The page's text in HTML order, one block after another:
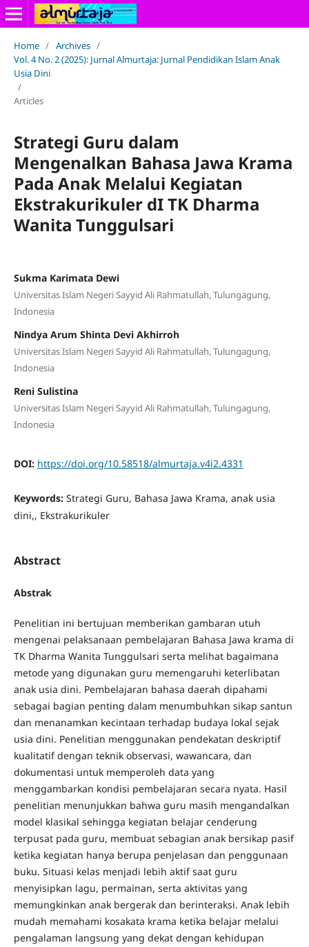
Home / Archives /
Vol. 4 No. 2 (2025): Jurnal Almurtaja: Jurnal Pendidikan Islam Anak
Usia Dini
/
Articles
Strategi Guru dalam
Mengenalkan Bahasa Jawa Krama
Pada Anak Melalui Kegiatan
Ekstrakurikuler dI TK Dharma
Wanita Tunggulsari
Sukma Karimata Dewi
Universitas Islam Negeri Sayyid Ali Rahmatullah, Tulungagung,
Indonesia
Nindya Arum Shinta Devi Akhirroh
Universitas Islam Negeri Sayyid Ali Rahmatullah, Tulungagung,
Indonesia
Reni Sulistina
Universitas Islam Negeri Sayyid Ali Rahmatullah, Tulungagung,
Indonesia
DOI: https://doi.org/10.58518/almurtaja.v4i2.4331
Keywords: Strategi Guru, Bahasa Jawa Krama, anak usia
dini,, Ekstrakurikuler
Abstract
Abstrak
Penelitian ini bertujuan memberikan gambaran utuh
mengenai pelaksanaan pembelajaran Bahasa Jawa krama di
TK Dharma Wanita Tunggulsari serta melihat bagaimana
metode yang digunakan guru memengaruhi keterlibatan
anak usia dini. Pembelajaran bahasa daerah dipahami
sebagai bagian penting dalam menumbuhkan sikap santun
dan menanamkan kecintaan terhadap budaya lokal sejak
usia dini. Penelitian menggunakan pendekatan deskriptif
kualitatif dengan teknik observasi, wawancara, dan
dokumentasi untuk memperoleh data yang
menggambarkan kondisi pembelajaran secara nyata. Hasil
penelitian menunjukkan bahwa guru masih mengandalkan
model klasikal sehingga kegiatan belajar cenderung
terpusat pada guru, membuat sebagian anak bersikap pasif
ketika kegiatan hanya berupa penjelasan dan penggunaan
buku. Situasi kelas menjadi lebih aktif saat guru
menyisipkan lagu, permainan, serta aktivitas yang
memungkinkan anak bergerak dan berinteraksi. Anak lebih
mudah memahami kosakata krama ketika belajar melalui
pengalaman langsung yang dekat dengan kehidupan